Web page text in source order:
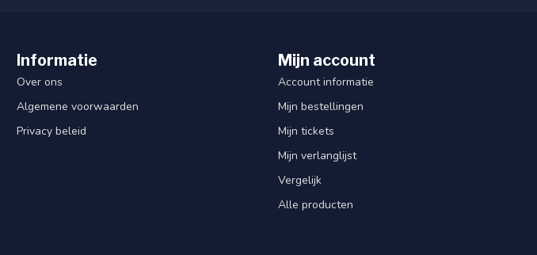
Informatie
Over ons
Algemene voorwaarden
Privacy beleid
Mijn account
Account informatie
Mijn bestellingen
Mijn tickets
Mijn verlanglijst
Vergelijk
Alle producten